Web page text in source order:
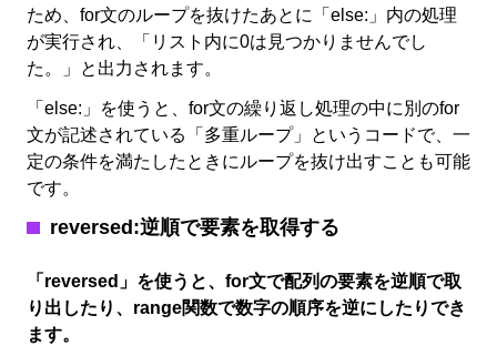
ため、for文のループを抜けたあとに「else:」内の処理
が実行され、「リスト内に0は見つかりませんでし
た。」と出力されます。
「else:」を使うと、for文の繰り返し処理の中に別のfor
文が記述されている「多重ループ」というコードで、一
定の条件を満たしたときにループを抜け出すことも可能
です。
reversed:逆順で要素を取得する
「reversed」を使うと、for文で配列の要素を逆順で取
り出したり、range関数で数字の順序を逆にしたりでき
ます。